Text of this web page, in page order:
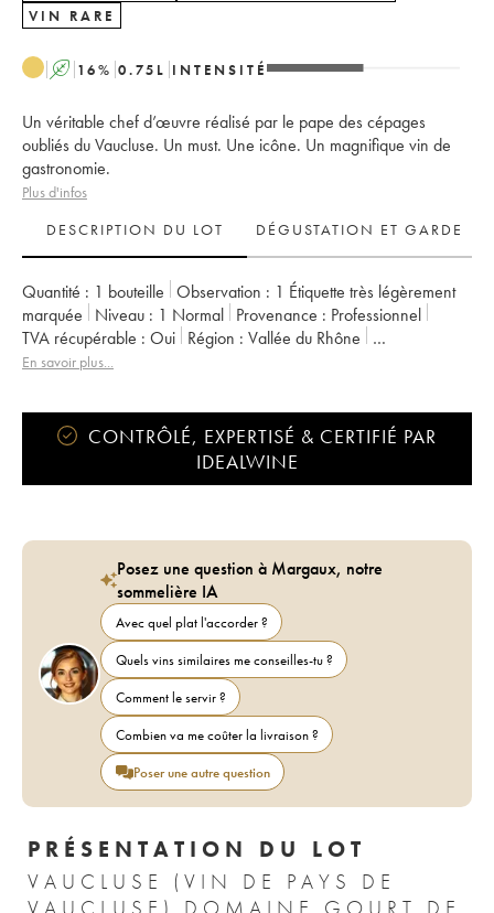
VIN RARE
A 16% 0.75 L INTENSITÉ
Un véritable chef d’œuvre réalisé par le pape des cépages
oubliés du Vaucluse. Un must. Une icône. Un magnifique vin de
gastronomie.
Plus d'infos
DESCRIPTION DU LOT
DÉGUSTATION ET GARDE
Quantité : 1 bouteille Observation : 1 Étiquette très légèrement
marquée
Niveau : 1 Normal Provenance :
professionnel
TVA récupérable :
oui Région :
Vallée du Rhône
Appellation :
En savoir plus...
CONTRÔLÉ, EXPERTISÉ & CERTIFIÉ PAR
IDEALWINE
Posez une question à Margaux, notre
sommelière IA
Avec quel plat l'accorder ?
Quels vins similaires me conseilles-tu ?
Comment le servir ?
Combien va me coûter la livraison ?
Poser une autre question
PRÉSENTATION DU LOT
VAUCLUSE (VIN DE PAYS DE